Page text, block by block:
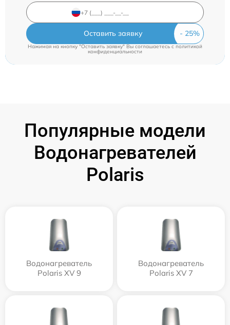
Оставить заявку
Нажимая на кнопку "Оставить заявку" Вы соглашаетесь c политикой
конфиденциальности
Популярные модели
Водонагревателей
Polaris
Водонагреватель
Polaris XV 9
Водонагреватель
Polaris XV 7